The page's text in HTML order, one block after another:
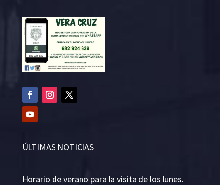
ÚLTIMAS NOTICIAS
Horario de verano para la visita de los lunes.